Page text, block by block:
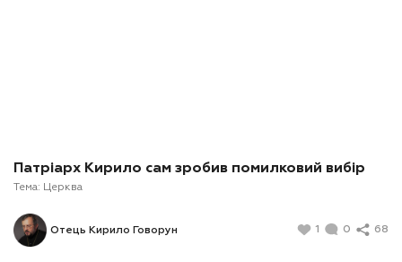
Патріарх Кирило сам зробив помилковий вибір
Тема: Церква
Отець Кирило Говорун 1 0 68